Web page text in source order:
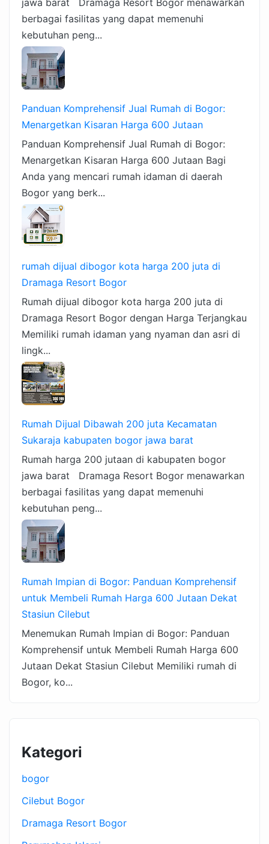
berbagai fasilitas yang dapat memenuhi
kebutuhan peng...
Panduan Komprehensif Jual Rumah di Bogor:
Menargetkan Kisaran Harga 600 Jutaan
Panduan Komprehensif Jual Rumah di Bogor:
Menargetkan Kisaran Harga 600 Jutaan Bagi
Anda yang mencari rumah idaman di daerah
Bogor yang berk...
rumah dijual dibogor kota harga 200 juta di
Dramaga Resort Bogor
Rumah dijual dibogor kota harga 200 juta di
Dramaga Resort Bogor dengan Harga Terjangkau
Memiliki rumah idaman yang nyaman dan asri di
lingk...
Rumah Dijual Dibawah 200 juta Kecamatan
Sukaraja kabupaten bogor jawa barat
Rumah harga 200 jutaan di kabupaten bogor
jawa barat Dramaga Resort Bogor menawarkan
berbagai fasilitas yang dapat memenuhi
kebutuhan peng...
Rumah Impian di Bogor: Panduan Komprehensif
untuk Membeli Rumah Harga 600 Jutaan Dekat
Stasiun Cilebut
Menemukan Rumah Impian di Bogor: Panduan
Komprehensif untuk Membeli Rumah Harga 600
Jutaan Dekat Stasiun Cilebut Memiliki rumah di
Bogor, ko...
Kategori
bogor
Cilebut Bogor
Dramaga Resort Bogor